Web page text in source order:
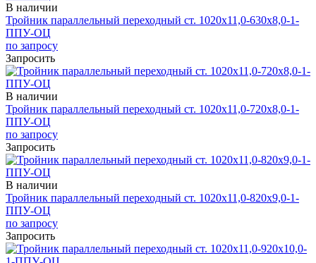
В наличии
Тройник параллельный переходный ст. 1020х11,0-630х8,0-1-
ППУ-ОЦ
по запросу
Запросить
В наличии
Тройник параллельный переходный ст. 1020х11,0-720х8,0-1-
ППУ-ОЦ
по запросу
Запросить
В наличии
Тройник параллельный переходный ст. 1020х11,0-820х9,0-1-
ППУ-ОЦ
по запросу
Запросить